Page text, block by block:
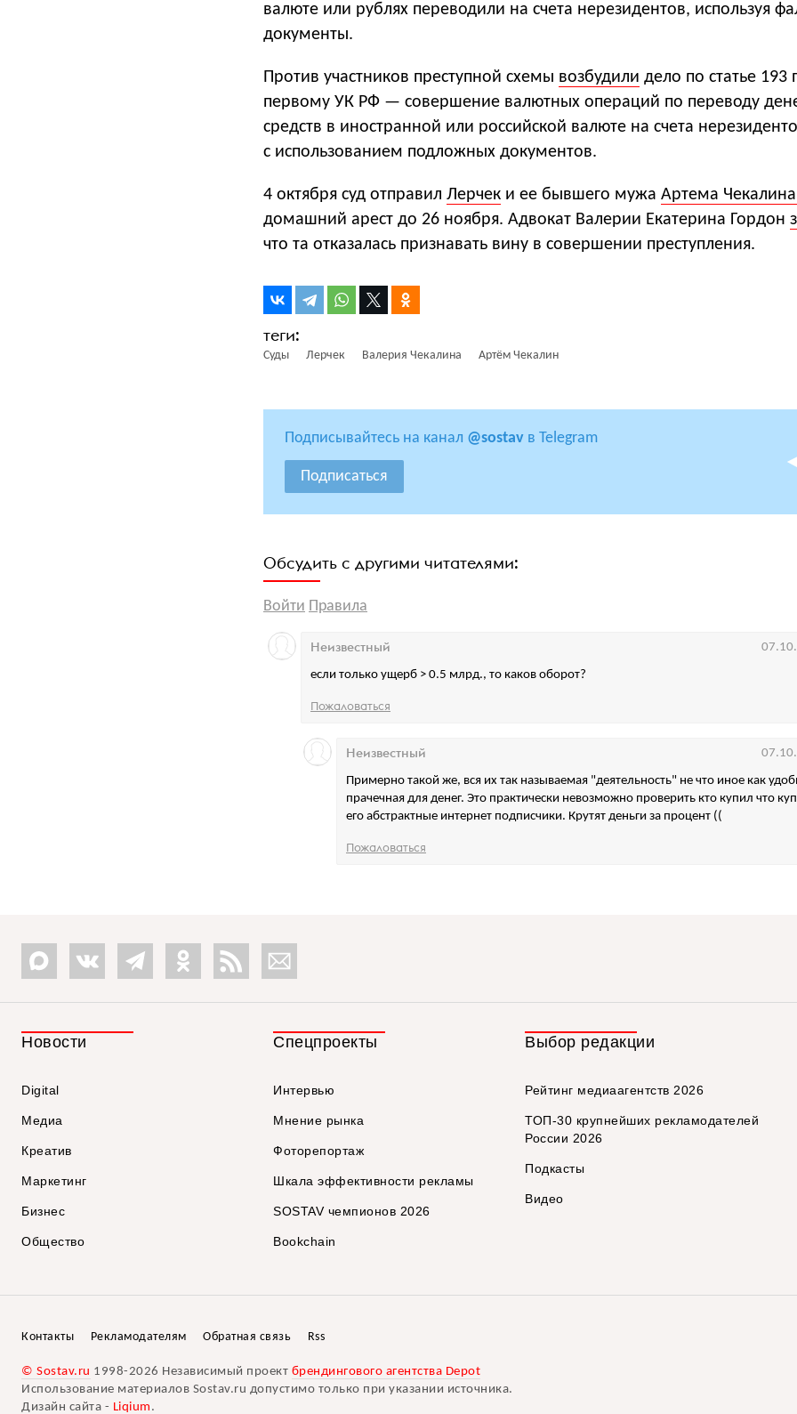
валюте или рублях переводили на счета нерезидентов, используя
документы.
Против участников преступной схемы возбудили дело по статье 193
первому УК РФ — совершение валютных операций по переводу
средств в иностранной или российской валюте на счета
с использованием подложных документов.
4 октября суд отправил Лерчек и ее бывшего мужа Артема Чекалина
домашний арест до 26 ноября. Адвокат Валерии Екатерина Гордон
что та отказалась признавать вину в совершении преступления.
Суды Лерчек Валерия Чекалина Артём Чекалин
Подписывайтесь на канал @sostav в Telegram
Подписаться
Обсудить с другими читателями:
Войти Правила
если только ущерб > 0.5 млрд., то каков оборот?
Неизвестный
Пожаловаться
Примерно такой же, вся их так называемая "деятельность" не что иное как
прачечная для денег. Это практически невозможно проверить кто купил что
его абстрактные интернет подписчики. Крутят деньги за процент ((
Неизвестный
Пожаловаться
Новости
Digital
Медиа
Креатив
Маркетинг
Бизнес
Общество
Спецпроекты
Интервью
Мнение рынка
Фоторепортаж
Шкала эффективности рекламы
SOSTAV чемпионов 2026
Bookchain
Выбор редакции
Рейтинг медиаагентств 2026
ТОП-30 крупнейших рекламодателей
России 2026
Подкасты
Видео
Контакты Рекламодателям Обратная связь Rss
© Sostav.ru 1998-2026 Независимый проект брендингового агентства Depot
Использование материалов Sostav.ru допустимо только при указании источника.
Дизайн сайта - Liqium .